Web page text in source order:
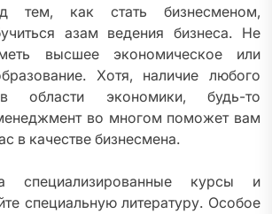
тем, как стать бизнесменом,
азам ведения бизнеса. Не
высшее экономическое или
Хотя, наличие любого
области экономики, будь-то
во многом поможет вам
в качестве бизнесмена.
специализированные курсы и
специальную литературу. Особое